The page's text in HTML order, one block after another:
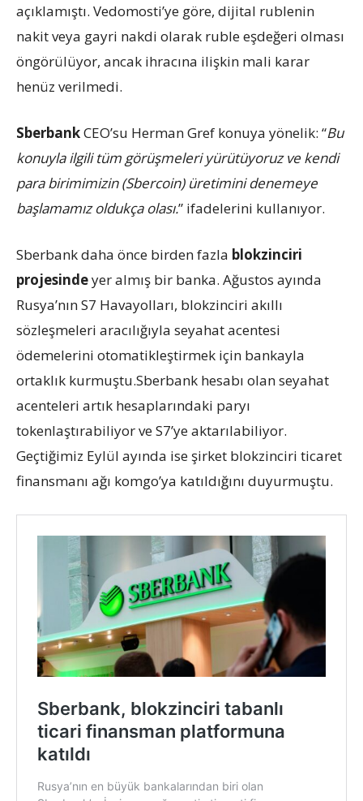
açıklamıştı. Vedomosti’ye göre, dijital rublenin
nakit veya gayri nakdi olarak ruble eşdeğeri olması
öngörülüyor, ancak ihracına ilişkin mali karar
henüz verilmedi.
SberbankCEO’su Herman Gref konuya yönelik: “Bu
konuyla ilgili tüm görüşmeleri yürütüyoruz ve kendi
para birimimizin (Sbercoin) üretimini denemeye
başlamamız oldukça olası.” ifadelerini kullanıyor.
Sberbank daha önce birden fazla blokzinciri
projesindeyer almış bir banka. Ağustos ayında
Rusya’nın S7 Havayolları, blokzinciri akıllı
sözleşmeleri aracılığıyla seyahat acentesi
ödemelerini otomatikleştirmek için bankayla
ortaklık kurmuştu.Sberbank hesabı olan seyahat
acenteleri artık hesaplarındaki paryı
tokenlaştırabiliyor ve S7’ye aktarılabiliyor.
Geçtiğimiz Eylül ayında ise şirket blokzinciri ticaret
finansmanı ağı komgo’ya katıldığını duyurmuştu.